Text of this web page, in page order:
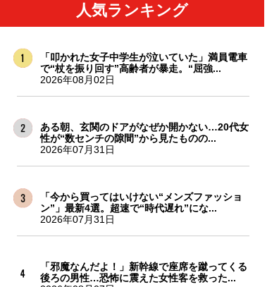
人気ランキング
「叩かれた女子中学生が泣いていた」満員電車
で“杖を振り回す”高齢者が暴走。“屈強...
2026年08月02日
ある朝、玄関のドアがなぜか開かない…20代女
性が“数センチの隙間”から見たものの...
2026年07月31日
「今から買ってはいけない“メンズファッショ
ン”」最新4選。超速で“時代遅れ”にな...
2026年07月31日
「邪魔なんだよ！」新幹線で座席を蹴ってくる
後ろの男性…恐怖に震えた女性客を救った...